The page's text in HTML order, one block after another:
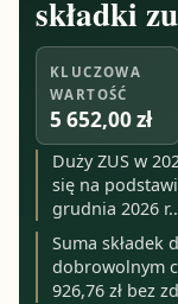
składki
KLUCZOWA
WARTOŚĆ
5 652,00 zł
Duży ZUS w
się na
grudnia 2026 r..
Suma składek
dobrowolnym
926,76 zł bez